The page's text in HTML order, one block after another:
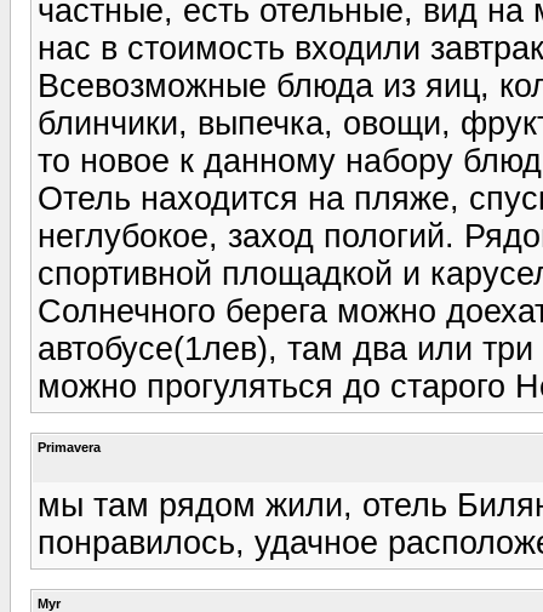
частные, есть отельные, вид
нас в стоимость входили
Всевозможные блюда из яиц,
блинчики, выпечка, овощи,
то новое к данному набору
Отель находится на пляже,
неглубокое, заход пологий.
спортивной площадкой и
Солнечного берега можно
автобусе(1лев), там два или
можно прогуляться до старого
Primavera
мы там рядом жили, отель
понравилось, удачное
Myr